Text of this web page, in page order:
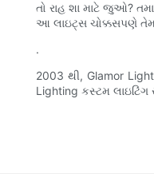
તો રાહ શા માટે જુઓ?
આ લાઇટ્સ ચોક્કસપણે
.
2003 થી, Glamor
Lighting કસ્ટમ